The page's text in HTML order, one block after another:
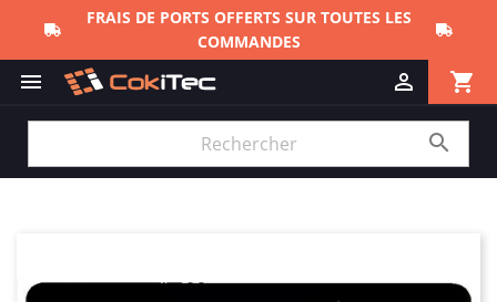
FRAIS DE PORTS OFFERTS SUR TOUTES LES
COMMANDES
 shopping_cart

